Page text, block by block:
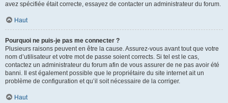
avez spécifiée était correcte, essayez de contacter un administrateur du forum.
Haut
Pourquoi ne puis-je pas me connecter ?
Plusieurs raisons peuvent en être la cause. Assurez-vous avant tout que votre
nom d’utilisateur et votre mot de passe soient corrects. Si tel est le cas,
contactez un administrateur du forum afin de vous assurer de ne pas avoir été
banni. Il est également possible que le propriétaire du site internet ait un
problème de configuration et qu’il soit nécessaire de la corriger.
Haut